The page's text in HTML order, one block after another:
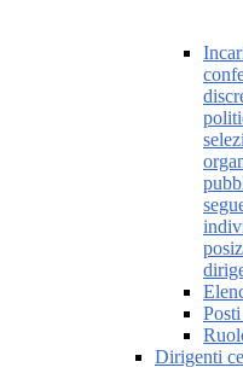
Dirigenti